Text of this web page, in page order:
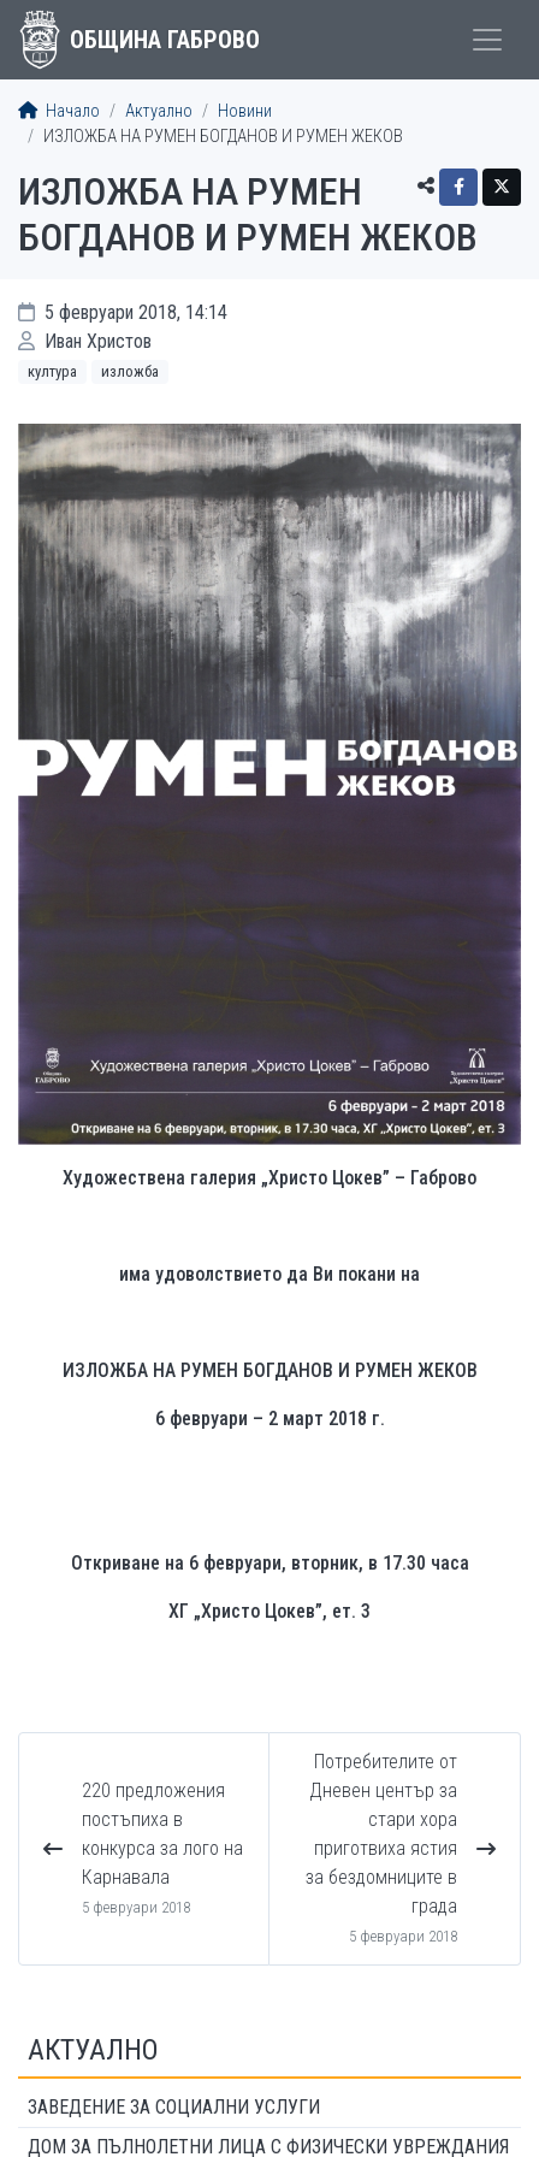
ОБЩИНА ГАБРОВО
Начало Актуално
Новини
ИЗЛОЖБА НА РУМЕН БОГДАНОВ И РУМЕН ЖЕКОВ
ИЗЛОЖБА НА РУМЕН
БОГДАНОВ И РУМЕН ЖЕКОВ
5 февруари 2018, 14:14
Иван Христов
култура изложба
Художествена галерия „Христо Цокев” – Габрово
има удоволствието да Ви покани на
ИЗЛОЖБА НА РУМЕН БОГДАНОВ И РУМЕН ЖЕКОВ
6 февруари – 2 март 2018 г.
Откриване на 6 февруари, вторник, в 17.30 часа
ХГ „Христо Цокев”, ет. 3
220 предложения
постъпиха в
конкурса за лого на
Карнавала
5 февруари 2018
Потребителите от
Дневен център за
стари хора
приготвиха ястия
за бездомниците в
града
5 февруари 2018
АКТУАЛНО
ЗАВЕДЕНИЕ ЗА СОЦИАЛНИ УСЛУГИ
ДОМ ЗА ПЪЛНОЛЕТНИ ЛИЦА С ФИЗИЧЕСКИ УВРЕЖДАНИЯ